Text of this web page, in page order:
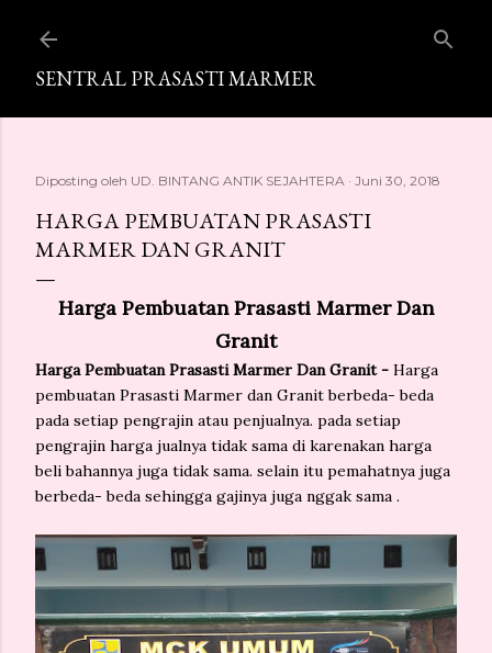
SENTRAL PRASASTI MARMER
Diposting oleh UD. BINTANG ANTIK SEJAHTERA Juni 30, 2018
HARGA PEMBUATAN PRASASTI
MARMER DAN GRANIT
Harga Pembuatan Prasasti Marmer Dan
Granit
Harga Pembuatan Prasasti Marmer Dan Granit - Harga
pembuatan Prasasti Marmer dan Granit berbeda- beda
pada setiap pengrajin atau penjualnya. pada setiap
pengrajin harga jualnya tidak sama di karenakan harga
beli bahannya juga tidak sama. selain itu pemahatnya juga
berbeda- beda sehingga gajinya juga nggak sama .